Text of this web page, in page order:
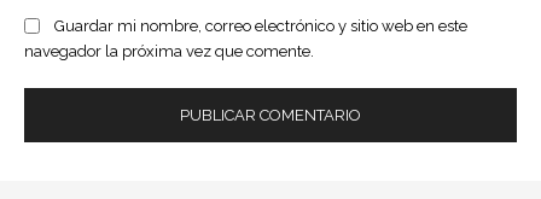
Guardar mi nombre, correo electrónico y sitio web en este
navegador la próxima vez que comente.